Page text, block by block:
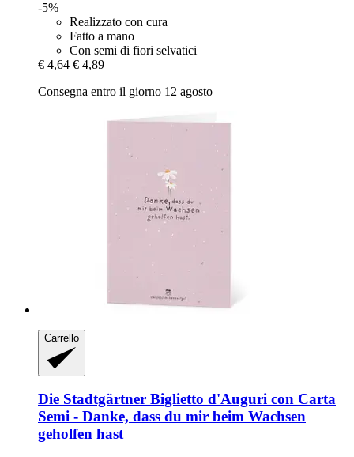
-5%
Realizzato con cura
Fatto a mano
Con semi di fiori selvatici
€ 4,64 € 4,89
Consegna entro il giorno 12 agosto
Carrello
Die Stadtgärtner Biglietto d'Auguri con Carta
Semi -​ Danke, dass du mir beim Wachsen
geholfen hast